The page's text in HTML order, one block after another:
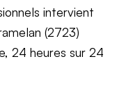
intervient
(2723)
24 heures sur 24